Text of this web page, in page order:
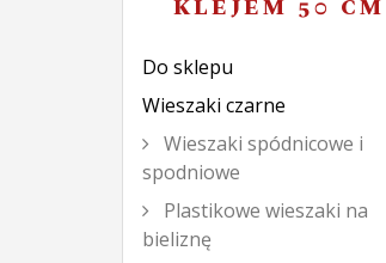
KLEJEM 50 CM
Do sklepu
Wieszaki czarne
Wieszaki spódnicowe i
spodniowe
Plastikowe wieszaki na
bieliznę